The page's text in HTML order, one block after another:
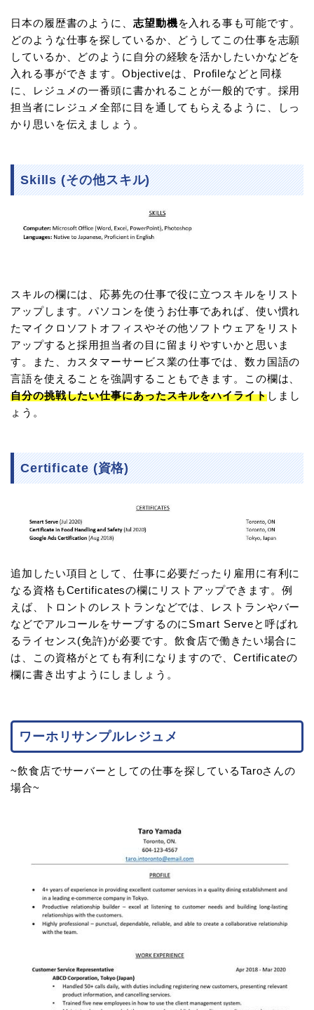
日本の履歴書のように、 志望動機を入れる事も可能です。
どのような仕事を探しているか、どうしてこの仕事を志願
しているか、どのように自分の経験を活かしたいかなどを
入れる事ができます。Objectiveは、Profileなどと同様
に、レジュメの一番頭に書かれることが一般的です。採用
担当者にレジュメ全部に目を通してもらえるように、しっ
かり思いを伝えましょう。
Skills (その他スキル)
スキルの欄には、応募先の仕事で役に立つスキルをリスト
アップします。パソコンを使うお仕事であれば、使い慣れ
たマイクロソフトオフィスやその他ソフトウェアをリスト
アップすると採用担当者の目に留まりやすいかと思いま
す。また、カスタマーサービス業の仕事では、数カ国語の
言語を使えることを強調することもできます。この欄は、
自分の挑戦したい仕事にあったスキルをハイライトしまし
ょう。
Certificate (資格)
追加したい項目として、仕事に必要だったり雇用に有利に
なる資格もCertificatesの欄にリストアップできます。例
えば、トロントのレストランなどでは、レストランやバー
などでアルコールをサーブするのにSmart Serveと呼ばれ
るライセンス(免許)が必要です。飲食店で働きたい場合に
は、この資格がとても有利になりますので、Certificateの
欄に書き出すようにしましょう。
ワーホリサンプルレジュメ
~飲食店でサーバーとしての仕事を探しているTaroさんの
場合~